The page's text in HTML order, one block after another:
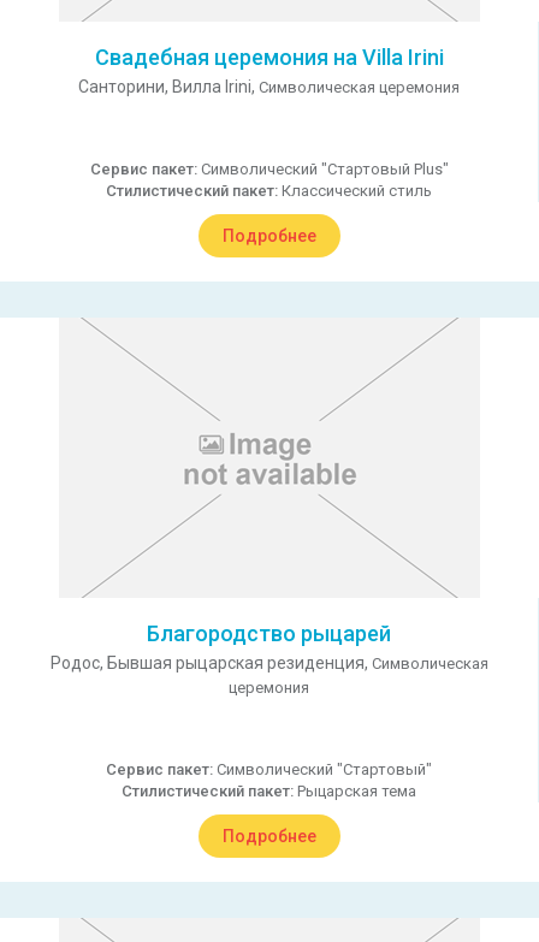
Свадебная церемония на Villa Irini
Санторини, Вилла Irini, Символическая церемония
Сервис пакет: Символический "Стартовый Plus"
Стилистический пакет: Классический стиль
Подробнее
Благородство рыцарей
Родос, Бывшая рыцарская резиденция, Символическая
церемония
Сервис пакет: Символический "Стартовый"
Стилистический пакет: Рыцарская тема
Подробнее